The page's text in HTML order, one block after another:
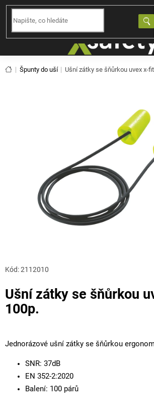
Přejít
obsah
Domů
Špunty do uší Ušní zátky se šňůrkou uvex x-
Ušní zátky se šňůrkou
100p.
Kód:2112010
Jednorázové ušní zátky se šňůrkou
SNR: 37dB
EN 352-2:2020
Balení: 100 párů